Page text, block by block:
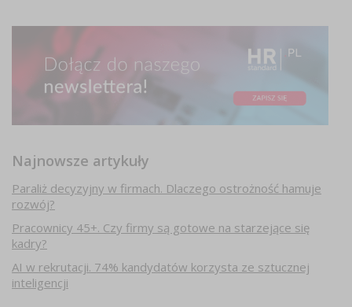
Najnowsze artykuły
Paraliż decyzyjny w firmach. Dlaczego ostrożność hamuje
rozwój?
Pracownicy 45+. Czy firmy są gotowe na starzejące się
kadry?
AI w rekrutacji. 74% kandydatów korzysta ze sztucznej
inteligencji